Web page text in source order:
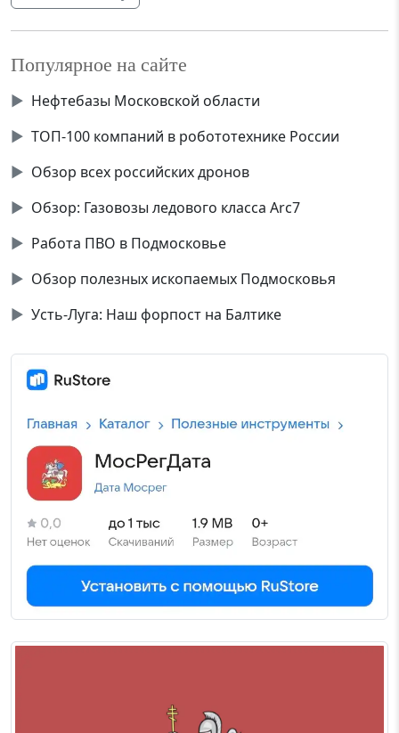
Популярное на сайте
▶ Нефтебазы Московской области
▶ ТОП-100 компаний в робототехнике России
▶ Обзор всех российских дронов
▶ Обзор: Газовозы ледового класса Аrc7
▶ Работа ПВО в Подмосковье
▶ Обзор полезных ископаемых Подмосковья
▶ Усть-Луга: Наш форпост на Балтике